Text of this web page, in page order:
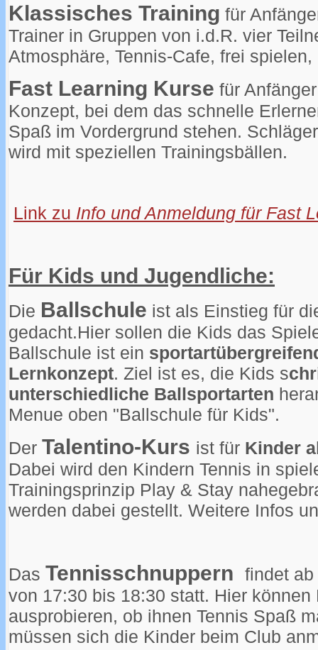
Klassisches Training für
Trainer in Gruppen von i.d.R. vier
Atmosphäre, Tennis-Cafe, frei
Fast Learning Kurse für
Konzept, bei dem das schnelle
Spaß im Vordergrund stehen.
wird mit speziellen Trainingsbällen.
Link zu Info und Anmeldung für Fast
Für Kids und Jugendliche:
Die Ballschule ist als Einstieg für
gedacht.Hier sollen die Kids das
Ballschule ist ein
Lernkonzept. Ziel ist es, die Kids s
unterschiedliche Ballsportarten
Menue oben "Ballschule für Kids".
Der Talentino-Kurs ist für Kinder
Dabei wird den Kindern Tennis in
Trainingsprinzip Play & Stay
werden dabei gestellt. Weitere Infos
Das Tennisschnuppern findet
von 17:30 bis 18:30 statt. Hier
ausprobieren, ob ihnen Tennis Spaß
müssen sich die Kinder beim Club